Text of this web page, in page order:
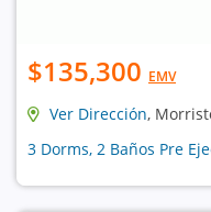
$135,300 EMV
Ver Dirección,
3 Dorms, 2 Baños Pre